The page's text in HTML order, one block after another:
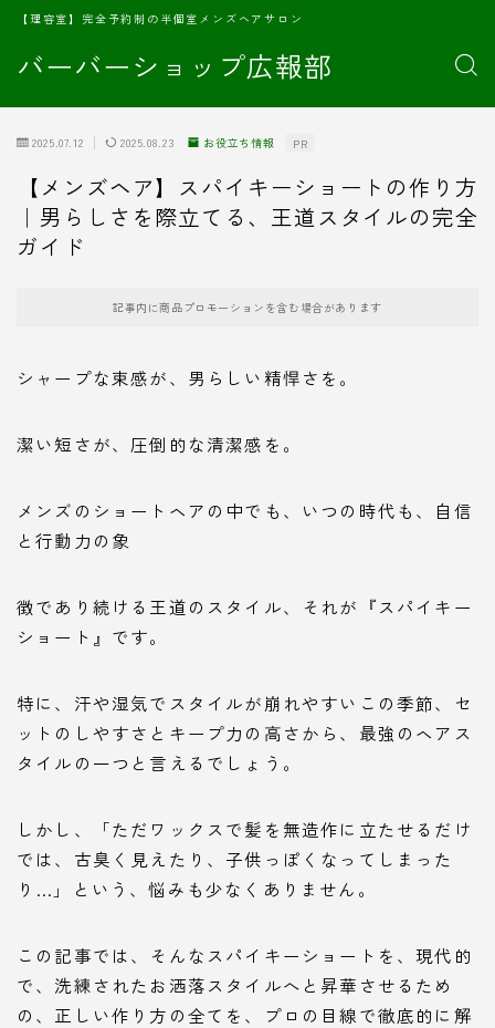
バーバーショップ広報部
【理容室】完全予約制の半個室メンズヘアサロン
2025.07.12 2025.08.23 お役立ち情報 PR
【メンズヘア】スパイキーショートの作り方
｜男らしさを際立てる、王道スタイルの完全
ガイド
記事内に商品プロモーションを含む場合があります
シャープな束感が、男らしい精悍さを。
潔い短さが、圧倒的な清潔感を。
メンズのショートヘアの中でも、いつの時代も、自信
と行動力の象
徴であり続ける王道のスタイル、それが『スパイキー
ショート』です。
特に、汗や湿気でスタイルが崩れやすいこの季節、セ
ットのしやすさとキープ力の高さから、最強のヘアス
タイルの一つと言えるでしょう。
しかし、「ただワックスで髪を無造作に立たせるだけ
では、古臭く見えたり、子供っぽくなってしまった
り…」という、悩みも少なくありません。
この記事では、そんなスパイキーショートを、現代的
で、洗練されたお洒落スタイルへと昇華させるため
の、正しい作り方の全てを、プロの目線で徹底的に解